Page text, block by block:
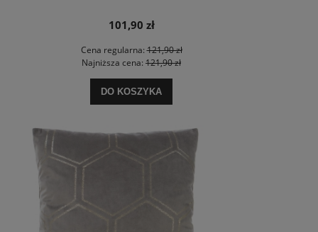
101,90 zł
Cena regularna:121,90 zł
Najniższa cena: 121,90 zł
DO KOSZYKA